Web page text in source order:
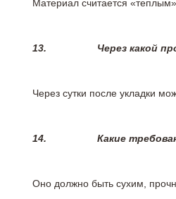
Материал считается
13. Через какой
Через сутки после укладки
14. Какие
Оно должно быть сухим,